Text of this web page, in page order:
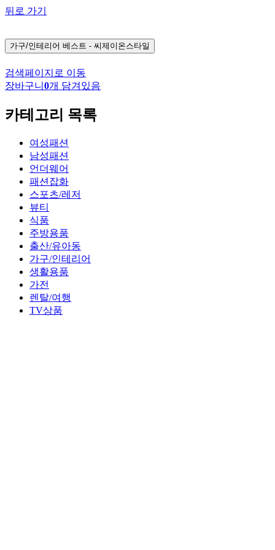
뒤로 가기
가구/인테리어 베스트 - 씨제이온스타일
검색페이지로 이동
장바구니 0개 담겨있음
카테고리 목록
여성패션
남성패션
언더웨어
패션잡화
스포츠/레저
뷰티
식품
주방용품
출산/유아동
가구/인테리어
생활용품
가전
렌탈/여행
TV상품